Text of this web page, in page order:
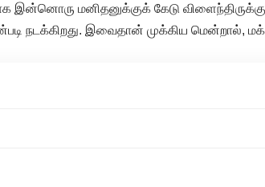
இன்னொரு மனிதனுக்குக் கேடு
நடக்கிறது. இவைதான் முக்கிய மென்றால்,